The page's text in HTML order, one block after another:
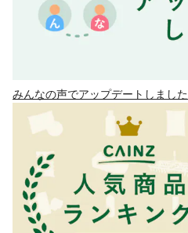
みんなの声でアップデートしました